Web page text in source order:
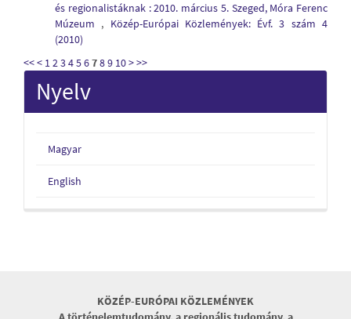
és regionalistáknak : 2010. március 5. Szeged, Móra Ferenc
Múzeum , Közép-Európai Közlemények: Évf. 3 szám 4
(2010)
<<< 123456789 10>>>
Nyelv
Magyar
English
KÖZÉP-EURÓPAI KÖZLEMÉNYEK